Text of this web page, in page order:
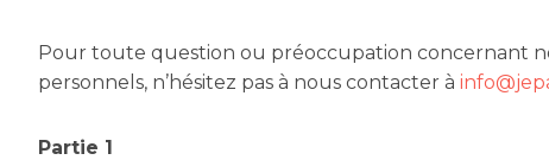
Pour toute question ou préoccupation concernant
personnels, n’hésitez pas à nous contacter à
Partie 1